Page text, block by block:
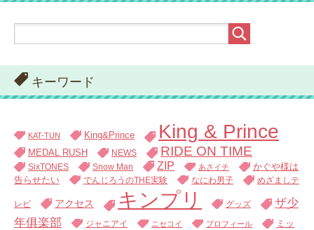
キーワード
KAT-TUN King&Prince King & Prince
MEDAL RUSH NEWS RIDE ON TIME
SixTONES Snow Man ZIP あさイチ
かぐや様は
告らせたい
でんじろうのTHE実験 なにわ男子 めざましテ
レビ アクセス キンプリ グッズ
ザ少
年俱楽部
ジャニアイ ニセコイ プロフィール
ミッ